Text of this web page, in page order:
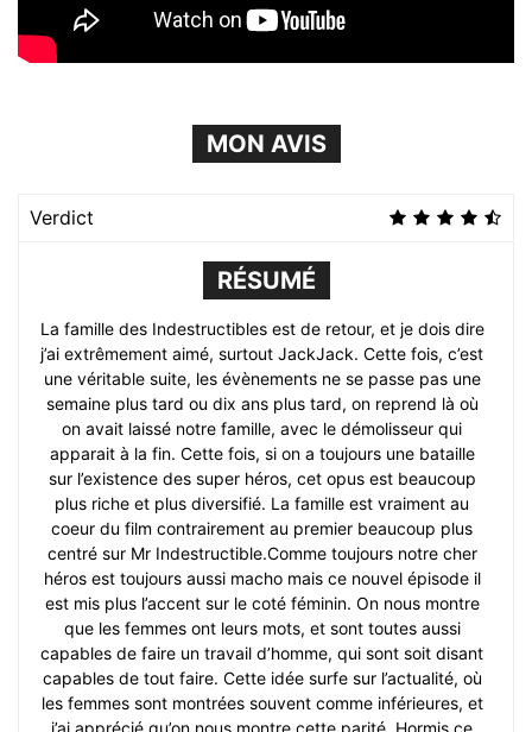
MON AVIS
Verdict
RÉSUMÉ
La famille des Indestructibles est de retour, et je dois dire
j’ai extrêmement aimé, surtout JackJack. Cette fois, c’est
une véritable suite, les évènements ne se passe pas une
semaine plus tard ou dix ans plus tard, on reprend là où
on avait laissé notre famille, avec le démolisseur qui
apparait à la fin. Cette fois, si on a toujours une bataille
sur l’existence des super héros, cet opus est beaucoup
plus riche et plus diversifié. La famille est vraiment au
coeur du film contrairement au premier beaucoup plus
centré sur Mr Indestructible.Comme toujours notre cher
héros est toujours aussi macho mais ce nouvel épisode il
est mis plus l’accent sur le coté féminin. On nous montre
que les femmes ont leurs mots, et sont toutes aussi
capables de faire un travail d’homme, qui sont soit disant
capables de tout faire. Cette idée surfe sur l’actualité, où
les femmes sont montrées souvent comme inférieures, et